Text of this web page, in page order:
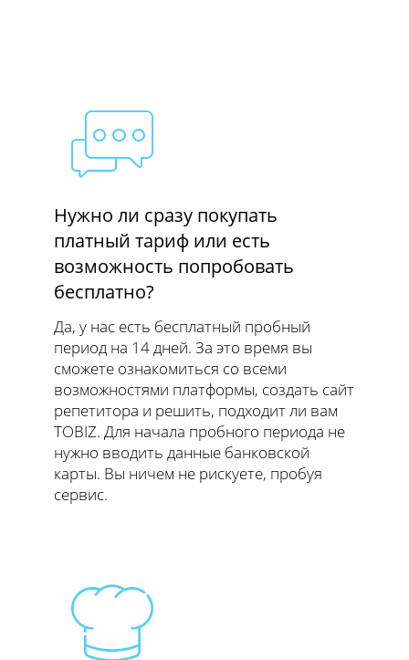
Нужно ли сразу покупать
платный тариф или есть
возможность попробовать
бесплатно?
Да, у нас есть бесплатный пробный
период на 14 дней. За это время вы
сможете ознакомиться со всеми
возможностями платформы, создать сайт
репетитора и решить, подходит ли вам
TOBIZ. Для начала пробного периода не
нужно вводить данные банковской
карты. Вы ничем не рискуете, пробуя
сервис.